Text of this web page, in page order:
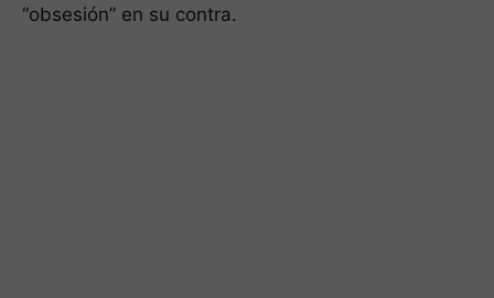
“obsesión” en su contra.